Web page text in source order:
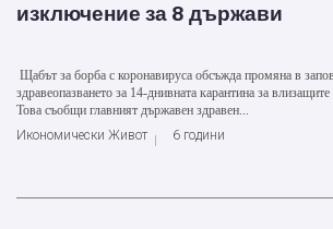
изключение за 8 държави
Щабът за борба с коронавируса обсъжда промяна в
здравеопазването за 14-днивната карантина за
Това съобщи главният държавен здравен...
Икономически Живот
6 години